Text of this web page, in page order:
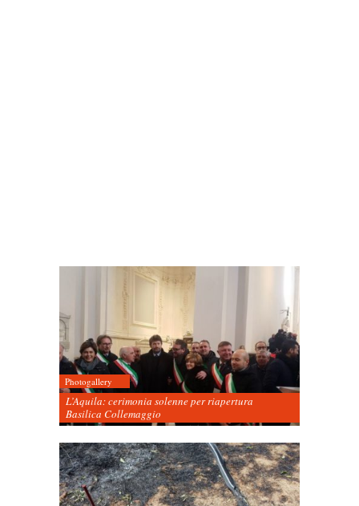
Photogallery
L’Aquila: cerimonia solenne per riapertura
Basilica Collemaggio